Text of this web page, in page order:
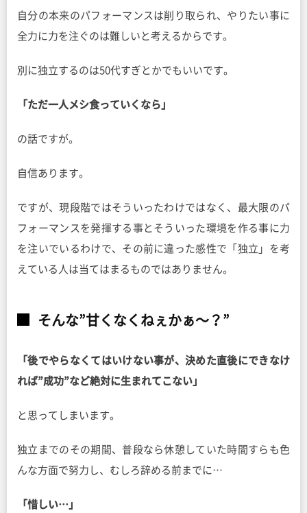
自分の本来のパフォーマンスは削り取られ、やりたい事に
全力に力を注ぐのは難しいと考えるからです。
別に独立するのは50代すぎとかでもいいです。
「ただ一人メシ食っていくなら」
の話ですが。
自信あります。
ですが、現段階ではそういったわけではなく、最大限のパ
フォーマンスを発揮する事とそういった環境を作る事に力
を注いでいるわけで、その前に違った感性で「独立」を考
えている人は当てはまるものではありません。
そんな”甘くなくねぇかぁ〜？”
「後でやらなくてはいけない事が、決めた直後にできなけ
れば”成功”など絶対に生まれてこない」
と思ってしまいます。
独立までのその期間、普段なら休憩していた時間すらも色
んな方面で努力し、むしろ辞める前までに…
「惜しい…」